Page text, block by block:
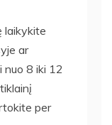
laikykite
ar
nuo 8 iki 12
per